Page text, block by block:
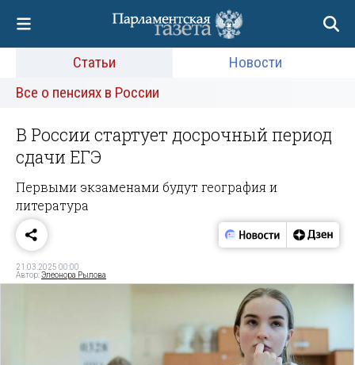
Статьи
Новости
Все о пенсиях в России
В России стартует досрочный период
сдачи ЕГЭ
Первыми экзаменами будут география и
литература
21.03.2025 00:00
Автор:Элеонора Рылова